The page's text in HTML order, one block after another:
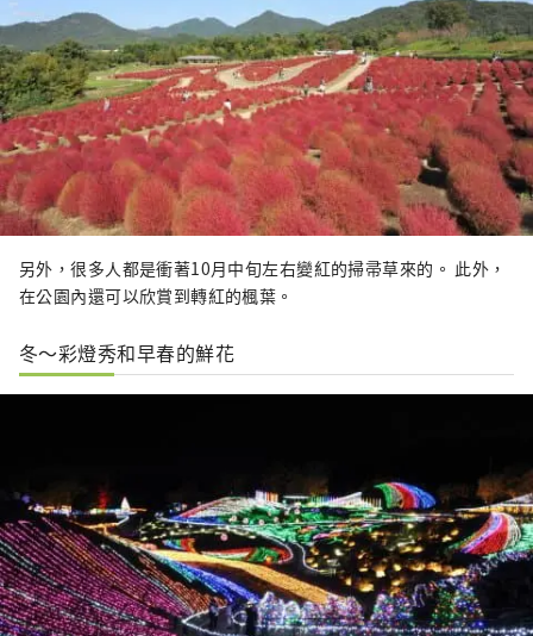
另外，很多人都是衝著10月中旬左右變紅的掃帚草來的。 此外，
在公園內還可以欣賞到轉紅的楓葉。
冬～彩燈秀和早春的鮮花